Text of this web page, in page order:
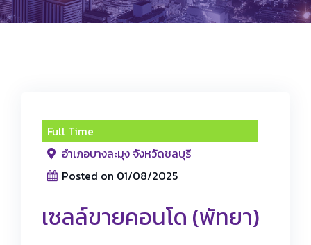
Full Time
อำเภอบางละมุง จังหวัดชลบุรี
Posted on 01/08/2025
เซลล์ขายคอนโด (พัทยา)